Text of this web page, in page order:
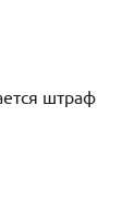
штраф